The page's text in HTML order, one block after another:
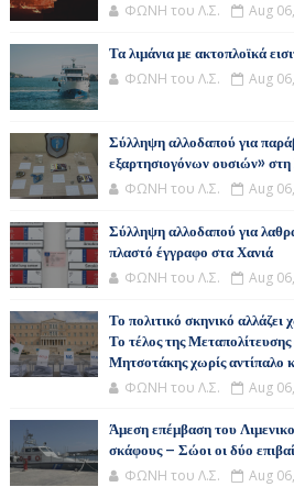
ΦΩΝΗ του Λ.Σ. Aug
Τα λιμάνια με ακτοπλοϊκά
ΦΩΝΗ του Λ.Σ. Aug
Σύλληψη αλλοδαπού για
εξαρτησιογόνων ουσιών»
ΦΩΝΗ του Λ.Σ. Aug
Σύλληψη αλλοδαπού για
πλαστό έγγραφο στα Χανιά
ΦΩΝΗ του Λ.Σ. Aug
Το πολιτικό σκηνικό αλλάζει
Το τέλος της
Μητσοτάκης χωρίς αντίπαλο
ΦΩΝΗ του Λ.Σ. Aug
Άμεση επέμβαση του
σκάφους – Σώοι οι δύο
ΦΩΝΗ του Λ.Σ. Aug